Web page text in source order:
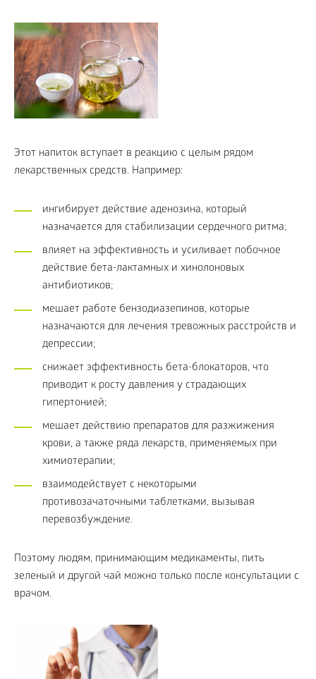
Этот напиток вступает в реакцию с целым рядом
лекарственных средств. Например:
ингибирует действие аденозина, который
назначается для стабилизации сердечного ритма;
влияет на эффективность и усиливает побочное
действие бета-лактамных и хинолоновых
антибиотиков;
мешает работе бензодиазепинов, которые
назначаются для лечения тревожных расстройств и
депрессии;
снижает эффективность бета-блокаторов, что
приводит к росту давления у страдающих
гипертонией;
мешает действию препаратов для разжижения
крови, а также ряда лекарств, применяемых при
химиотерапии;
взаимодействует с некоторыми
противозачаточными таблетками, вызывая
перевозбуждение.
Поэтому людям, принимающим медикаменты, пить
зеленый и другой чай можно только после консультации с
врачом.